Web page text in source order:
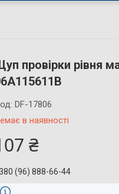
провірки рівня
в наявності
DF-17806
₴
(96) 888-66-44